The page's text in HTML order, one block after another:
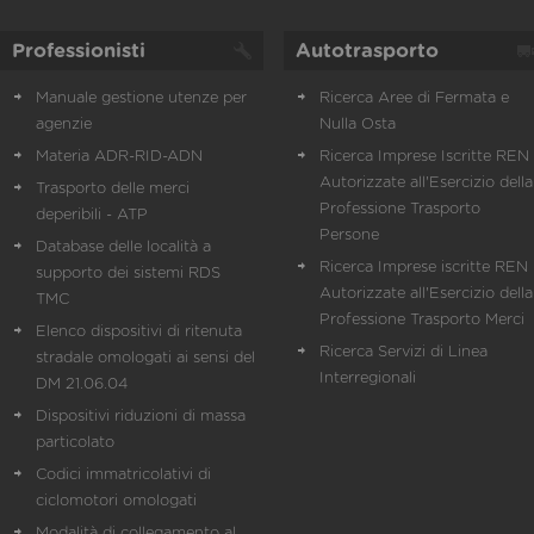
Professionisti
Manuale gestione utenze per
agenzie
Materia ADR-RID-ADN
Trasporto delle merci
deperibili - ATP
Database delle località a
supporto dei sistemi RDS
TMC
Elenco dispositivi di ritenuta
stradale omologati ai sensi del
DM 21.06.04
Dispositivi riduzioni di massa
particolato
Codici immatricolativi di
ciclomotori omologati
Autotrasporto
Ricerca Aree di Fermata e
Nulla Osta
Ricerca Imprese Iscritte REN
Autorizzate all'Esercizio della
Professione Trasporto
Persone
Ricerca Imprese iscritte REN
Autorizzate all'Esercizio della
Professione Trasporto Merci
Ricerca Servizi di Linea
Interregionali